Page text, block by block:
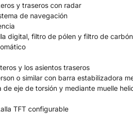
y traseros con radar
de navegación
digital, filtro de pólen y filtro de
y los asientos traseros
o similar con barra estabilizadora
eje de torsión y mediante muelle
TFT configurable